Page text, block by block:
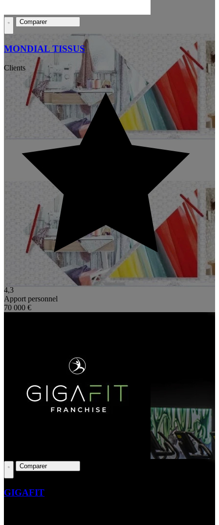
Comparer
MONDIAL TISSUS
Clients
4,3
Apport personnel
70 000 €
Comparer
GIGAFIT